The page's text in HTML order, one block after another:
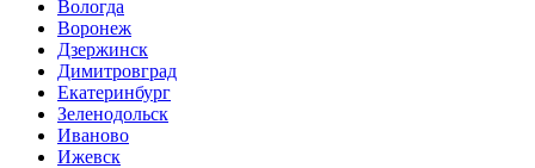
Вологда
Воронеж
Дзержинск
Димитровград
Екатеринбург
Зеленодольск
Иваново
Ижевск